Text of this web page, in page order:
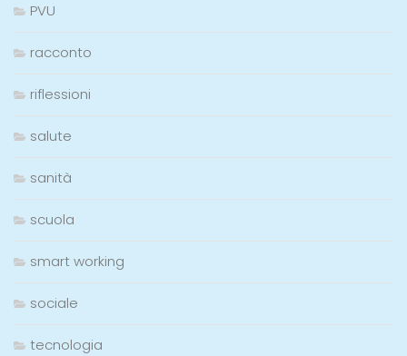
PVU
racconto
riflessioni
salute
sanità
scuola
smart working
sociale
tecnologia